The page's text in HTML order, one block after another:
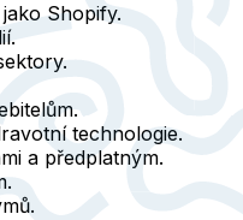
Shopify.
technologie.
a předplatným.